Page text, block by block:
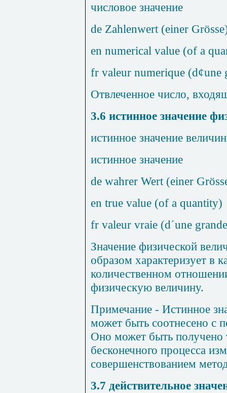
числовое значение
de Zahlenwert(einer Grösse
en numerical value (of a
fr valeur numerique (d¢une
Отвлеченное число,
3.6 истинное значение
истинное значение
истинное значение
de wahrer Wert (einer
en true value (of a quantity)
fr valeur vraie (d´une
Значение физической
образом характеризует в
количественном
физическую величину.
Примечание - Истинное
может быть соотнесено с
Оно может быть получено
бесконечного процесса
совершенствованием
3.7 действительное